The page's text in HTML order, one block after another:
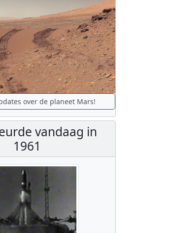
over de planeet Mars!
vandaag in
1961